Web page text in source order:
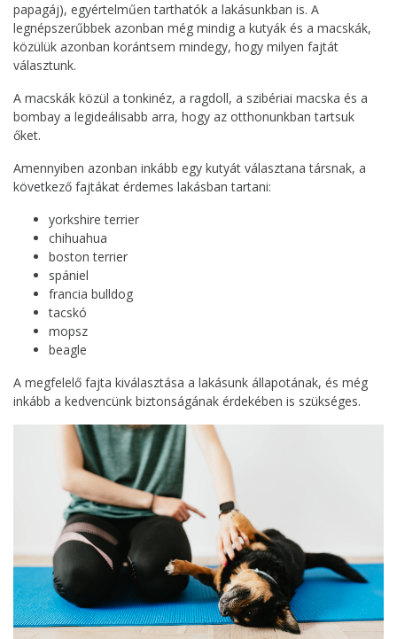
papagáj), egyértelműen tarthatók a lakásunkban is. A
legnépszerűbbek azonban még mindig a kutyák és a macskák,
közülük azonban korántsem mindegy, hogy milyen fajtát
választunk.
A macskák közül a tonkinéz, a ragdoll, a szibériai macska és a
bombay a legideálisabb arra, hogy az otthonunkban tartsuk
őket.
Amennyiben azonban inkább egy kutyát választana társnak, a
következő fajtákat érdemes lakásban tartani:
yorkshire terrier
chihuahua
boston terrier
spániel
francia bulldog
tacskó
mopsz
beagle
A megfelelő fajta kiválasztása a lakásunk állapotának, és még
inkább a kedvencünk biztonságának érdekében is szükséges.